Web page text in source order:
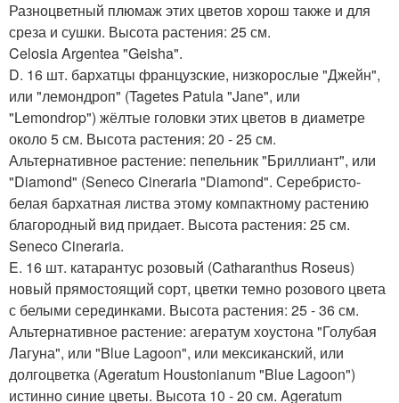
Разноцветный плюмаж этих цветов хорош также и для
среза и сушки. Высота растения: 25 см.
Celosia Argentea "Geisha".
D. 16 шт. бархатцы французские, низкорослые "Джейн",
или "лемондроп" (Tagetes Patula "Jane", или
"Lemondrop") жёлтые головки этих цветов в диаметре
около 5 см. Высота растения: 20 - 25 см.
Альтернативное растение: пепельник "Бриллиант", или
"Diamond" (Seneco Cineraria "Diamond". Серебристо-
белая бархатная листва этому компактному растению
благородный вид придает. Высота растения: 25 см.
Seneco Cineraria.
E. 16 шт. катарантус розовый (Catharanthus Roseus)
новый прямостоящий сорт, цветки темно розового цвета
с белыми серединками. Высота растения: 25 - 36 см.
Альтернативное растение: агератум хоустона "Голубая
Лагуна", или "Blue Lagoon", или мексиканский, или
долгоцветка (Ageratum Houstonianum "Blue Lagoon")
истинно синие цветы. Высота 10 - 20 см. Ageratum